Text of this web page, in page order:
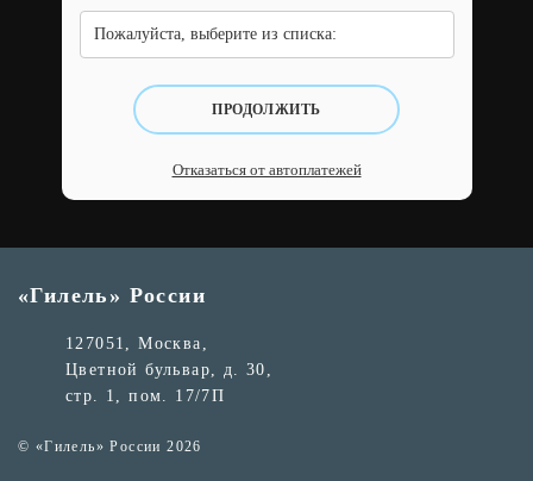
Пожалуйста, выберите из списка:
ПРОДОЛЖИТЬ
Отказаться от автоплатежей
«Гилель» России
127051, Москва,
Цветной бульвар, д. 30,
стр. 1, пом. 17/7П
© «Гилель» России 2026